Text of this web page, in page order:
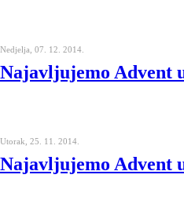
Nedjelja, 07. 12. 2014.
Najavljujemo Advent
Utorak, 25. 11. 2014.
Najavljujemo Advent